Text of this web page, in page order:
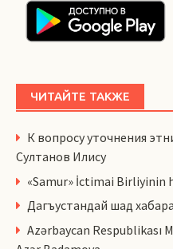
ЧИТАЙТЕ ТАКЖЕ
К вопросу уточнения
Султанов Илису
«Samur» İctimai Birliyinin
Дагъустандай шад
Azərbaycan Respublikası